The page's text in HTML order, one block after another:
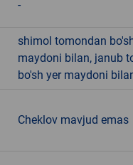
-
shimol tomondan
maydoni bilan, janub
bo'sh yer maydoni
Cheklov mavjud emas